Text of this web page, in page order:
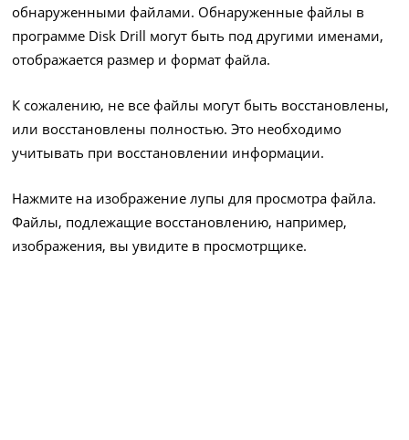
обнаруженными файлами. Обнаруженные файлы в
программе Disk Drill могут быть под другими именами,
отображается размер и формат файла.
К сожалению, не все файлы могут быть восстановлены,
или восстановлены полностью. Это необходимо
учитывать при восстановлении информации.
Нажмите на изображение лупы для просмотра файла.
Файлы, подлежащие восстановлению, например,
изображения, вы увидите в просмотрщике.